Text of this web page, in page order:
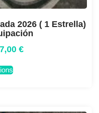
2026 ( 1 Estrella)
€